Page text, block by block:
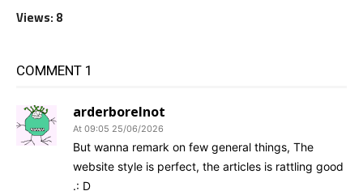
Views: 8
1 COMMENT
arderborelnot
25/06/2026 At 09:05
But wanna remark on few general things, The
website style is perfect, the articles is rattling good
: D.